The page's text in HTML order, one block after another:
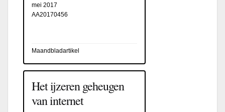
mei 2017
AA20170456
Maandbladartikel
Het ijzeren geheugen
van internet